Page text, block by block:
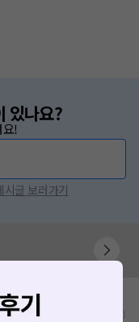
있나요?
!
글 보러가기
비급여/급여 진료란?